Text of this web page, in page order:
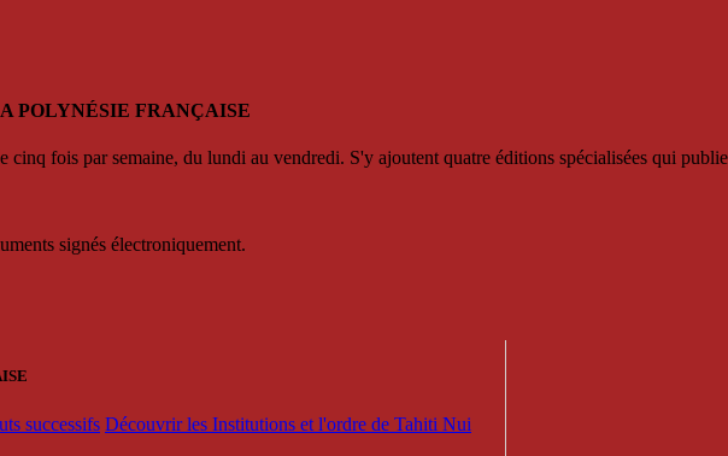
POLYNÉSIE FRANÇAISE
cinq fois par semaine, du lundi au vendredi. S'y ajoutent quatre éditions spécialisées qui
signés électroniquement.
successifs Découvrir les Institutions et l'ordre de Tahiti Nui